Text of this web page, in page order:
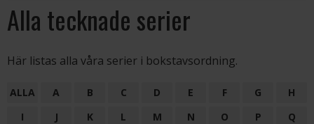
Alla tecknade serier
Här listas alla våra serier i bokstavsordning.
ALLA A B C D E F G
H
I
J K L M N O P
Q